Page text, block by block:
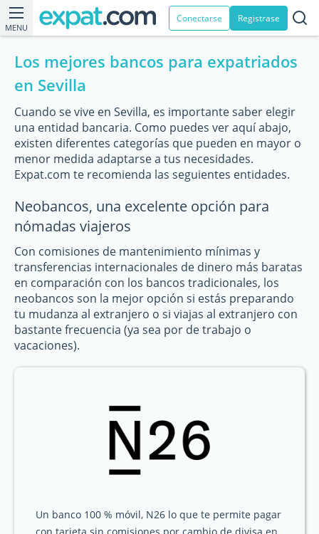
MENU
Conectarse Registrase
Los mejores bancos para expatriados
en Sevilla
Cuando se vive en Sevilla, es importante saber elegir
una entidad bancaria. Como puedes ver aquí abajo,
existen diferentes categorías que pueden en mayor o
menor medida adaptarse a tus necesidades.
Expat.com te recomienda las seguientes entidades.
Neobancos, una excelente opción para
nómadas viajeros
Con comisiones de mantenimiento mínimas y
transferencias internacionales de dinero más baratas
en comparación con los bancos tradicionales, los
neobancos son la mejor opción si estás preparando
tu mudanza al extranjero o si viajas al extranjero con
bastante frecuencia (ya sea por de trabajo o
vacaciones).
Un banco 100 % móvil, N26 lo que te permite pagar